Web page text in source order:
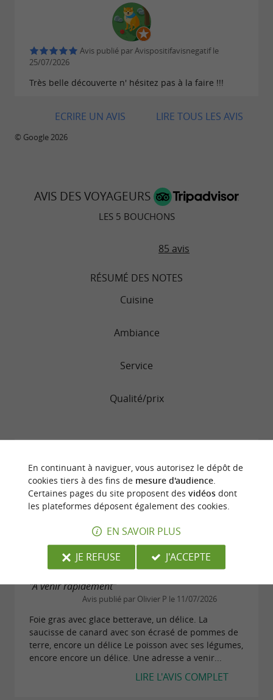
Avis publié par Avispositifavisnegatif le
25/07/2026
Très belle découverte n' hésitez pas à la faire !!!
LIRE TOUS LES AVIS
ECRIRE UN AVIS
© Google 2026
AVIS DES VOYAGEURS
LES 5 BOUCHONS
85 avis
RÉSUMÉ DES NOTES
Cuisine
Ambiance
Service
Qualité/prix
Avis publié par Olivier D le 01/08/2026
Il semble qu’ici tout est fait pour régaler le convive !
Excellente cuisine, de l’entrée au dessert, sur base
de produits frais, cuissons et assaisonnements
parfaitement maîtrisés ! Nous nous sommes...
LIRE L'AVIS COMPLET
"A venir rapidement"
Avis publié par Olivier P le 11/07/2026
Foie gras avec glace betterave, un délice. La
saucisse de canard avec son écrasé de pommes de
terre, encore un délice Le poisson avec ses légumes,
encore encore un délice. Une adresse a venir...
LIRE L'AVIS COMPLET
En continuant à naviguer, vous autorisez le dépôt de
cookies tiers à des fins de mesure d'audience.
Certaines pages du site proposent des vidéosdont
les plateformes déposent également des cookies.
EN SAVOIR PLUS
JE REFUSE
J'ACCEPTE